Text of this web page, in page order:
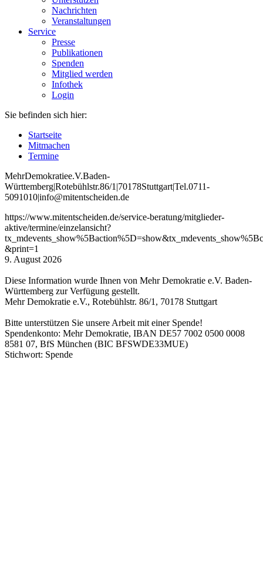
Nachrichten
Veranstaltungen
Service
Presse
Publikationen
Spenden
Mitglied werden
Infothek
Login
Sie befinden sich hier:
Startseite
Mitmachen
Termine
MehrDemokratiee.V.Baden-
Württemberg|Rotebühlstr.86/1 |70178Stuttgart|Tel.0711-
5091010|info@mitentscheiden.de
https://www.mitentscheiden.de/service-beratung/mitglieder-
aktive/termine/einzelansicht?
&print=1
9. August 2026
Diese Information wurde Ihnen von Mehr Demokratie e.V. Baden-
Württemberg zur Verfügung gestellt.
Mehr Demokratie e.V., Rotebühlstr. 86/1, 70178 Stuttgart
Bitte unterstützen Sie unsere Arbeit mit einer Spende!
Spendenkonto: Mehr Demokratie, IBAN DE57 7002 0500 0008
8581 07, BfS München (BIC BFSWDE33MUE)
Stichwort: Spende